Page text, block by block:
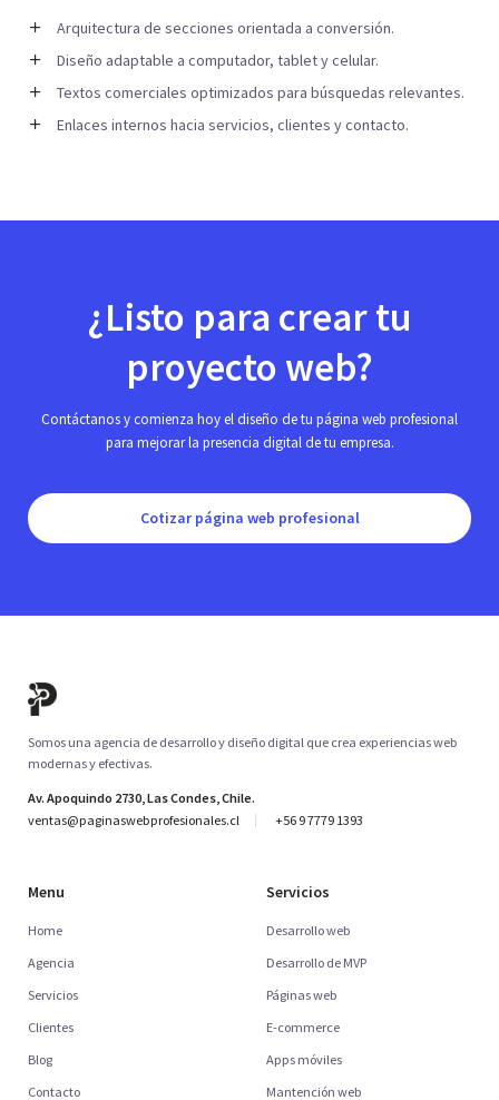
Arquitectura de secciones orientada a conversión.
Diseño adaptable a computador, tablet y celular.
Textos comerciales optimizados para búsquedas relevantes.
Enlaces internos hacia servicios, clientes y contacto.
¿Listo para crear tu
proyecto web?
Contáctanos y comienza hoy el diseño de tu página web profesional
para mejorar la presencia digital de tu empresa.
Cotizar página web profesional
Somos una agencia de desarrollo y diseño digital que crea experiencias web
modernas y efectivas.
Av. Apoquindo 2730, Las Condes, Chile.
ventas@paginaswebprofesionales.cl
+56 9 7779 1393
Menu
Home
Agencia
Servicios
Clientes
Blog
Contacto
Servicios
Desarrollo web
Desarrollo de MVP
Páginas web
E-commerce
Apps móviles
Mantención web